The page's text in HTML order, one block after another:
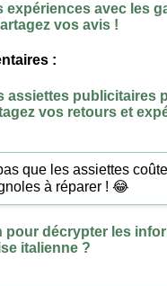
expériences avec les
vos avis !
:
assiettes publicitaires
vos retours et
que les assiettes
à réparer ! 😂
pour décrypter les
italienne ?